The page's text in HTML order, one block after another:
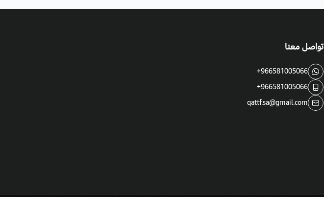
تواصل معنا
+966581005066
+966581005066
qattf.sa@gmail.com